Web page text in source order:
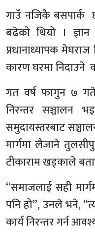
गाउँ नजिकै
बढेको थियो ।
प्रधानाध्यापक
कारण घरमा निदाउने
गत वर्ष फागुन ७
निरन्तर सञ्चालन
समुदायस्तरबाट
मार्गमा लैजाने
टीकाराम खड्काले
“समाजलाई सही
पनि हो”, उनले भने,
कार्य निरन्तर गर्न